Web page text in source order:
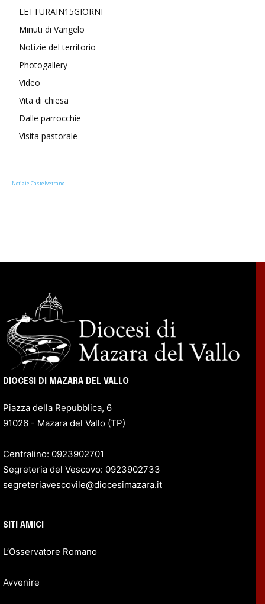
LETTURAIN15GIORNI
Minuti di Vangelo
Notizie del territorio
Photogallery
Video
Vita di chiesa
Dalle parrocchie
Visita pastorale
Notizie Castelvetrano
DIOCESI DI MAZARA DEL VALLO
Piazza della Repubblica, 6
91026 - Mazara del Vallo (TP)
Centralino: 0923902701
Segreteria del Vescovo: 0923902733
segreteriavescovile@diocesimazara.it
SITI AMICI
L’Osservatore Romano
Avvenire